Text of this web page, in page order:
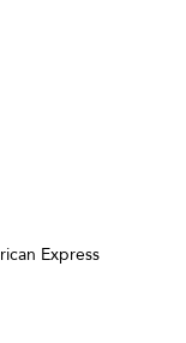
Express